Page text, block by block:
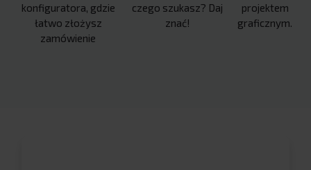
konfiguratora, gdzie
łatwo złożysz
zamówienie
czego szukasz? Daj
znać!
projektem
graficznym.